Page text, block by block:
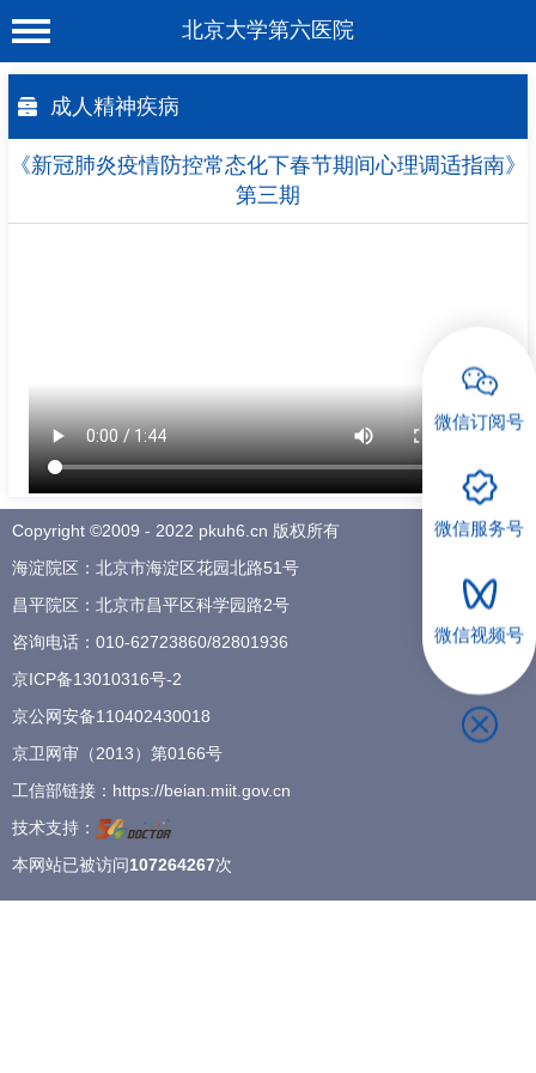
北京大学第六医院
医院概况
工作动态
教育培训
合作支援
招聘专栏
成人精神疾病
《新冠肺炎疫情防控常态化下春节期间心理调适指南》
第三期
Copyright ©2009 - 2022 pkuh6.cn 版权所有
海淀院区：北京市海淀区花园北路51号
昌平院区：北京市昌平区科学园路2号
咨询电话： 010-62723860/82801936
京ICP备13010316号-2
京公网安备110402430018
京卫网审（2013）第0166号
工信部链接： https://beian.miit.gov.cn
技术支持：
本网站已被访问107264267次
微信订阅号
微信服务号
微信视频号